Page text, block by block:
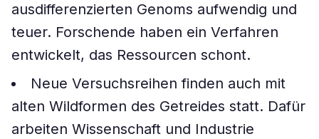
ausdifferenzierten Genoms aufwendig und
teuer. Forschende haben ein Verfahren
entwickelt, das Ressourcen schont.
Neue Versuchsreihen finden auch mit
alten Wildformen des Getreides statt. Dafür
arbeiten Wissenschaft und Industrie